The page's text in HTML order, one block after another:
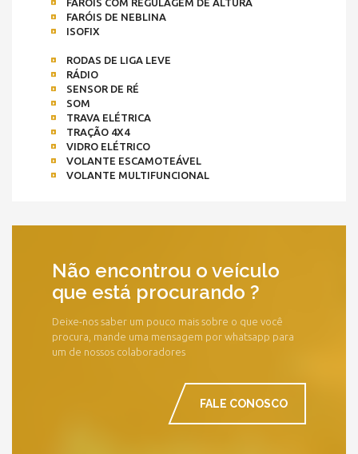
FARÓIS COM REGULAGEM DE ALTURA
FARÓIS DE NEBLINA
ISOFIX
RODAS DE LIGA LEVE
RÁDIO
SENSOR DE RÉ
SOM
TRAVA ELÉTRICA
TRAÇÃO 4X4
VIDRO ELÉTRICO
VOLANTE ESCAMOTEÁVEL
VOLANTE MULTIFUNCIONAL
Não encontrou o veículo
que está procurando ?
Deixe-nos saber um pouco mais sobre o que você
procura, mande uma mensagem por whatsapp para
um de nossos colaboradores
FALE CONOSCO